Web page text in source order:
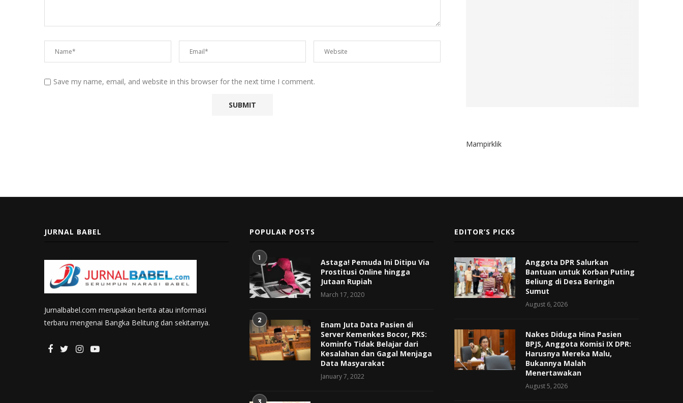
Save my name, email, and website in this browser for the next time I comment.
Mampirklik
JURNAL BABEL
Jurnalbabel.com merupakan berita atau informasi
terbaru mengenai Bangka Belitung dan sekitarnya.
POPULAR POSTS
1
Astaga! Pemuda Ini Ditipu Via
Prostitusi Online hingga
Jutaan Rupiah
March 17, 2020
2
Enam Juta Data Pasien di
Server Kemenkes Bocor, PKS:
Kominfo Tidak Belajar dari
Kesalahan dan Gagal Menjaga
Data Masyarakat
January 7, 2022
EDITOR’S PICKS
Anggota DPR Salurkan
Bantuan untuk Korban Puting
Beliung di Desa Beringin
Sumut
August 6, 2026
Nakes Diduga Hina Pasien
BPJS, Anggota Komisi IX DPR:
Harusnya Mereka Malu,
Bukannya Malah
Menertawakan
August 5, 2026